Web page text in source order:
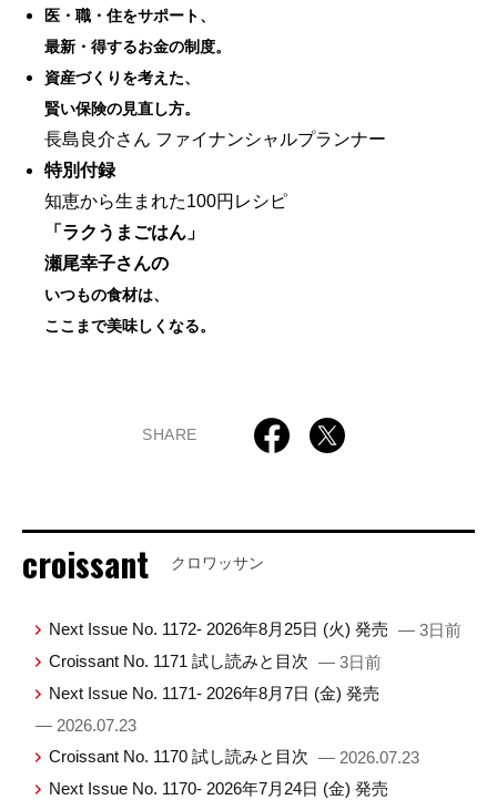
医・職・住をサポート、
最新・得するお金の制度。
資産づくりを考えた、
賢い保険の見直し方。
長島良介さん ファイナンシャルプランナー
特別付録
知恵から生まれた100円レシピ
「ラクうまごはん」
瀬尾幸子さんの
いつもの食材は、
ここまで美味しくなる。
SHARE
croissant クロワッサン
Next Issue No. 1172- 2026年8月25日 (火) 発売 — 3日前
Croissant No. 1171 試し読みと目次 — 3日前
Next Issue No. 1171- 2026年8月7日 (金) 発売
— 2026.07.23
Croissant No. 1170 試し読みと目次 — 2026.07.23
Next Issue No. 1170- 2026年7月24日 (金) 発売